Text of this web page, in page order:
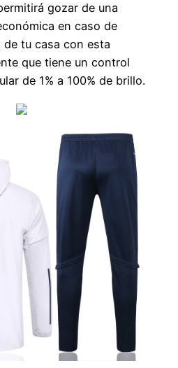
gozar de una
en caso de
de tu casa con esta
que tiene un control
de 1% a 100% de brillo.